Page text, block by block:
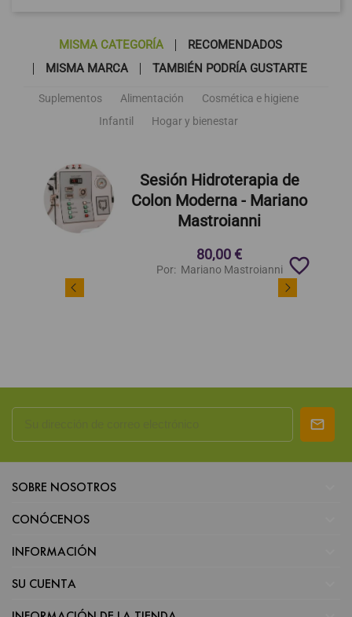
MISMA CATEGORÍA
RECOMENDADOS
MISMA MARCA
TAMBIÉN PODRÍA GUSTARTE
Suplementos Alimentación
Cosmética e higiene
Infantil
Hogar y bienestar
Sesión Hidroterapia de
Colon Moderna - Mariano
Mastroianni
80,00 €
Por: Mariano Mastroianni favorite_border
SOBRE NOSOTROS
CONÓCENOS
INFORMACIÓN
SU CUENTA